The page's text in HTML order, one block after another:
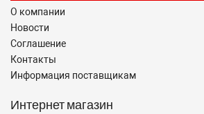
О компании
Новости
Соглашение
Контакты
Информация поставщикам
Интернет магазин